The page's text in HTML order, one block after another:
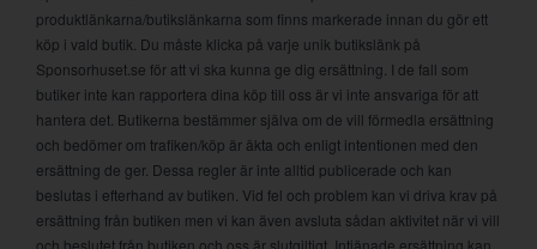
produktlänkarna/butikslänkarna som finns markerade innan du gör ett
köp i vald butik. Du måste klicka på varje unik butikslänk på
Sponsorhuset.se för att vi ska kunna ge dig ersättning. I de fall som
butiker inte kan rapportera dina köp till oss är vi inte ansvariga för att
hantera det. Butikerna bestämmer själva om de vill förmedla ersättning
och bedömer om trafiken/köp är äkta och enligt intentionen med den
ersättning de ger. Dessa regler är inte alltid publicerade och kan
beslutas i efterhand av butiken. Vid fel och problem kan vi driva krav på
ersättning från butiken men vi kan även avsluta sådan aktivitet när vi vill
och beslutet från butiken och oss är slutgiltigt. Intjänade ersättning kan